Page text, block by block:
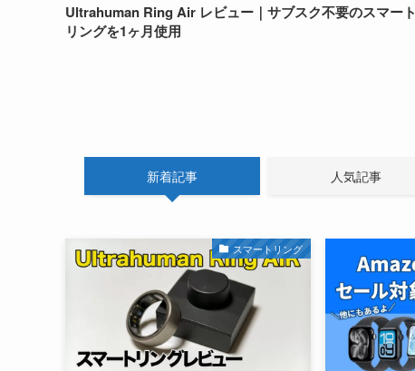
Ultrahuman Ring Air レビュー｜サブスク不要のスマート
リングを1ヶ月使用
新着記事 人気記事
スマートリング